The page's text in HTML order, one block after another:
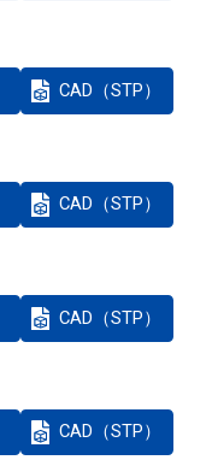
CAD（STP）
CAD（STP）
CAD（STP）
CAD（STP）